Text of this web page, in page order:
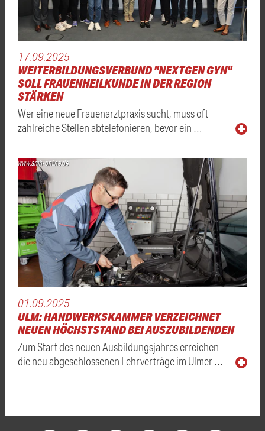
17.09.2025
WEITERBILDUNGSVERBUND "NEXTGEN GYN"
SOLL FRAUENHEILKUNDE IN DER REGION
STÄRKEN
Wer eine neue Frauenarztpraxis sucht, muss oft
zahlreiche Stellen abtelefonieren, bevor ein …
www.amh-online.de
01.09.2025
ULM: HANDWERKSKAMMER VERZEICHNET
NEUEN HÖCHSTSTAND BEI AUSZUBILDENDEN
Zum Start des neuen Ausbildungsjahres erreichen
die neu abgeschlossenen Lehrverträge im Ulmer …